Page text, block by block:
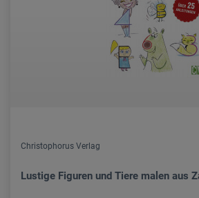
Christophorus Verlag
Lustige Figuren und Tiere malen aus